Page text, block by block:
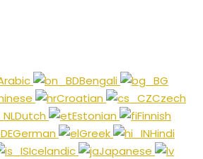
Bengali
Croatian
Czech
Dutch Estonian
Finnish
German Greek
Hindi
Icelandic
Japanese